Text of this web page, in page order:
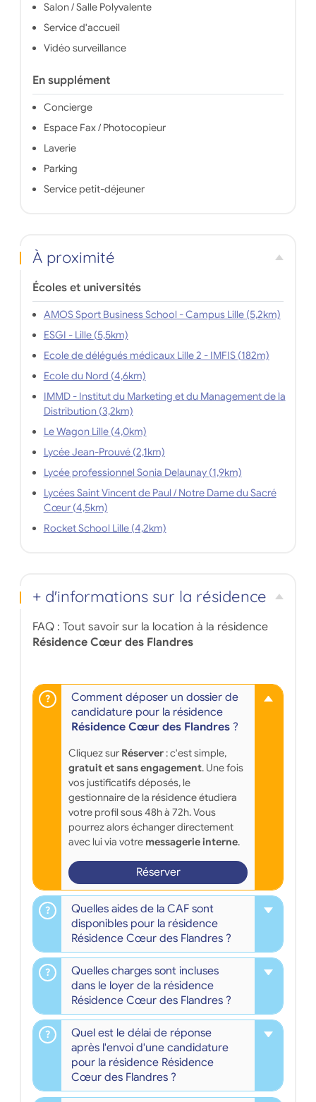
Salon / Salle Polyvalente
Service d'accueil
Vidéo surveillance
En supplément
Concierge
Espace Fax / Photocopieur
Laverie
Parking
Service petit-déjeuner
À proximité
Écoles et universités
AMOS Sport Business School - Campus Lille (5,2km)
ESGI - Lille (5,5km)
Ecole de délégués médicaux Lille 2 - IMFIS (182m)
Ecole du Nord (4,6km)
IMMD - Institut du Marketing et du Management de la
Distribution (3,2km)
Le Wagon Lille (4,0km)
Lycée Jean-Prouvé (2,1km)
Lycée professionnel Sonia Delaunay (1,9km)
Lycées Saint Vincent de Paul / Notre Dame du Sacré
Cœur (4,5km)
Rocket School Lille (4,2km)
+ d'informations sur la résidence
FAQ : Tout savoir sur la location à la résidence
Résidence Cœur des Flandres
Comment déposer un dossier de
candidature pour la résidence
Résidence Cœur des Flandres?
Cliquez sur Réserver: c'est simple,
gratuit et sans engagement. Une fois
vos justificatifs déposés, le
gestionnaire de la résidence étudiera
votre profil sous 48h à 72h. Vous
pourrez alors échanger directement
avec lui via votre messagerie interne.
Réserver
Quelles aides de la CAF sont
disponibles pour la résidence
Résidence Cœur des Flandres ?
Quelles charges sont incluses
dans le loyer de la résidence
Résidence Cœur des Flandres ?
Quel est le délai de réponse
après l'envoi d'une candidature
pour la résidence Résidence
Cœur des Flandres ?